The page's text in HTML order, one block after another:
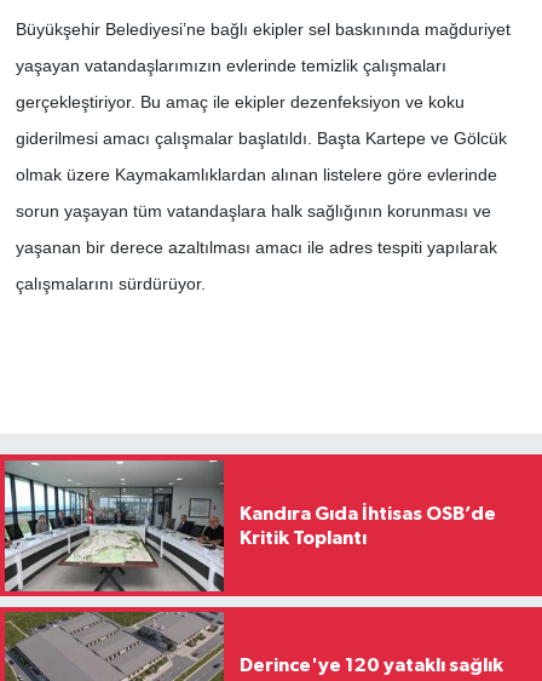
Büyükşehir Belediyesi’ne bağlı ekipler sel baskınında mağduriyet
yaşayan vatandaşlarımızın evlerinde temizlik çalışmaları
gerçekleştiriyor. Bu amaç ile ekipler dezenfeksiyon ve koku
giderilmesi amacı çalışmalar başlatıldı. Başta Kartepe ve Gölcük
olmak üzere Kaymakamlıklardan alınan listelere göre evlerinde
sorun yaşayan tüm vatandaşlara halk sağlığının korunması ve
yaşanan bir derece azaltılması amacı ile adres tespiti yapılarak
çalışmalarını sürdürüyor.
Kandıra Gıda İhtisas OSB’de
Kritik Toplantı
Derince'ye 120 yataklı sağlık